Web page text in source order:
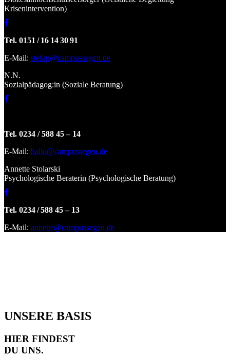
Krisenintervention)
Tel. 0151 / 16 14 30 91
E-Mail: stefan@campussegen.de
N.N.
Sozialpädagog:in (Soziale Beratung)
Tel. 0234 / 588 45 – 14
E-Mail: hallo@campussegen.de
Annette Stolarski
Psychologische Beraterin (Psychologische Beratung)
Tel. 0234 / 588 45 – 13
E-Mail: annette@campussegen.de
UNSERE BASIS
HIER FINDEST
DU UNS.